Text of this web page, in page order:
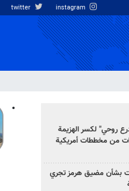
روحي" لكسر الهزيمة
من مخططات أمريكية
بشأن مضيق هرمز تجري